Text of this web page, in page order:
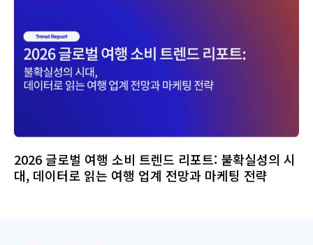
2026 글로벌 여행 소비 트렌드 리포트: 불확실성의 시
대, 데이터로 읽는 여행 업계 전망과 마케팅 전략